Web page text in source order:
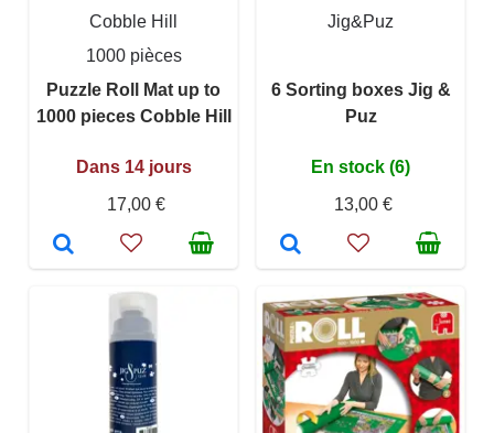
Cobble Hill
1000 pièces
Puzzle Roll Mat up to
1000 pieces Cobble Hill
Dans 14 jours
17,00 €
Jig&Puz
6 Sorting boxes Jig &
Puz
En stock (6)
13,00 €